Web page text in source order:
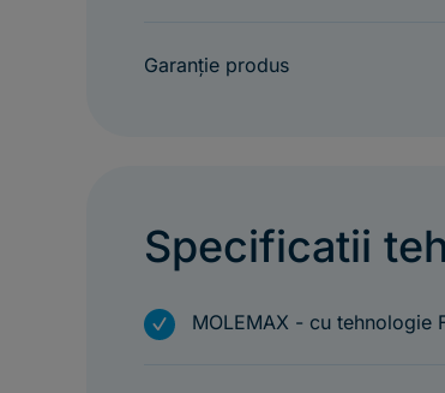
Garanție produs
Specificatii
m MOLEMAX - cu tehnologie